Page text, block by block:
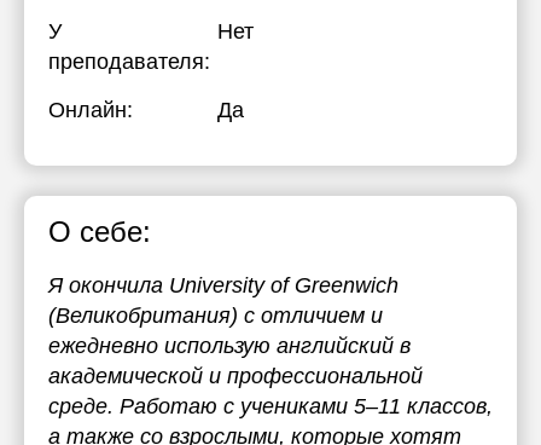
У
преподавателя:
Нет
Онлайн: Да
О себе:
Я окончила University of Greenwich
(Великобритания) с отличием и
ежедневно использую английский в
академической и профессиональной
среде. Работаю с учениками 5–11 классов,
а также со взрослыми, которые хотят